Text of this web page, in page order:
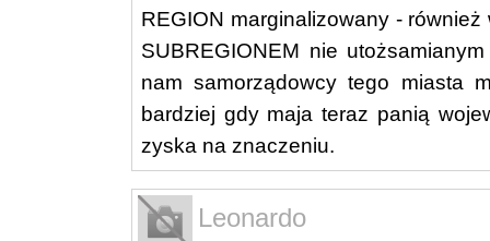
REGION marginalizowany -
SUBREGIONEM nie
nam samorządowcy tego miasta
bardziej gdy maja teraz panią
zyska na znaczeniu.
Leonardo